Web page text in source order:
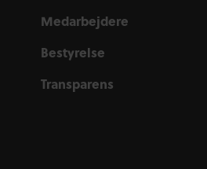
Medarbejdere
Bestyrelse
Transparens